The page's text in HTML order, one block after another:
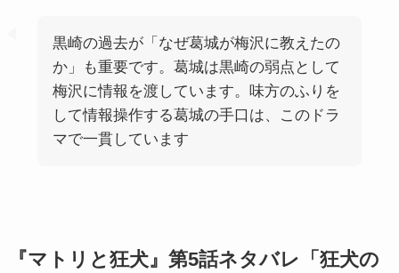
黒崎の過去が「なぜ葛城が梅沢に教えたの
か」も重要です。葛城は黒崎の弱点として
梅沢に情報を渡しています。味方のふりを
して情報操作する葛城の手口は、このドラ
マで一貫しています
『マトリと狂犬』第5話ネタバレ「狂犬の